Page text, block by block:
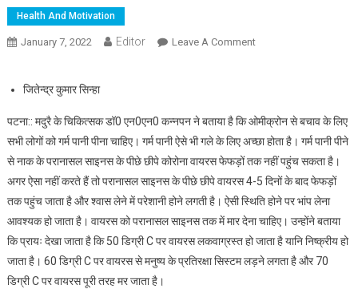
Health And Motivation
January 7, 2022 Editor Leave A CommentOn कोरोना वायरस 70
जितेन्द्र कुमार सिन्हा
पटना:: मदुरै के चिकित्सक डॉ0 एन0एन0 कन्नपन ने बताया है कि ओमीक्रोन से बचाव के लिए
सभी लोगों को गर्म पानी पीना चाहिए। गर्म पानी ऐसे भी गले के लिए अच्छा होता है। गर्म पानी पीने
से नाक के परानासल साइनस के पीछे छीपे कोरोना वायरस फेफड़ों तक नहीं पहुंच सकता है।
अगर ऐसा नहीं करते हैं तो परानासल साइनस के पीछे छीपे वायरस 4-5 दिनों के बाद फेफड़ों
तक पहुंच जाता है और श्वास लेने में परेशानी होने लगती है। ऐसी स्थिति होने पर भांप लेना
आवश्यक हो जाता है। वायरस को परानासल साइनस तक में मार देना चाहिए। उन्होंने बताया
कि प्रायः देखा जाता है कि 50 डिग्री C पर वायरस लकवाग्रस्त हो जाता है यानि निष्क्रीय हो
जाता है। 60 डिग्री C पर वायरस से मनुष्य के प्रतिरक्षा सिस्टम लड़ने लगता है और 70
डिग्री C पर वायरस पूरी तरह मर जाता है।